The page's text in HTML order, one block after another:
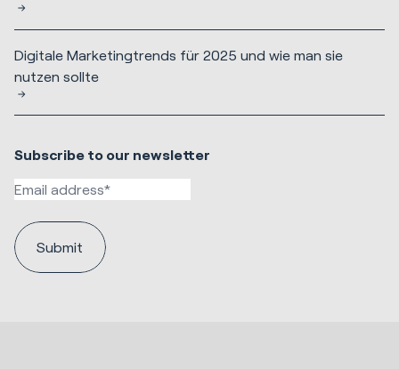
Digitale Marketingtrends für 2025 und wie man sie
nutzen sollte
Subscribe to our newsletter